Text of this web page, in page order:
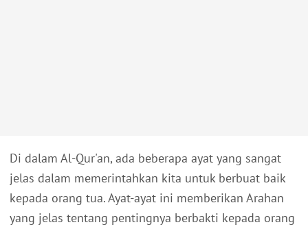
Di dalam Al-Qur'an, ada beberapa ayat yang sangat
jelas dalam memerintahkan kita untuk berbuat baik
kepada orang tua.Ayat-ayat ini memberikan Arahan
yang jelas tentang pentingnya berbakti kepada orang